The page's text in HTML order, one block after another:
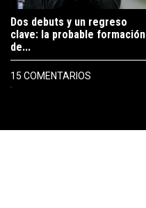
Dos debuts y un regreso
clave: la probable formación
de...
15 COMENTARIOS